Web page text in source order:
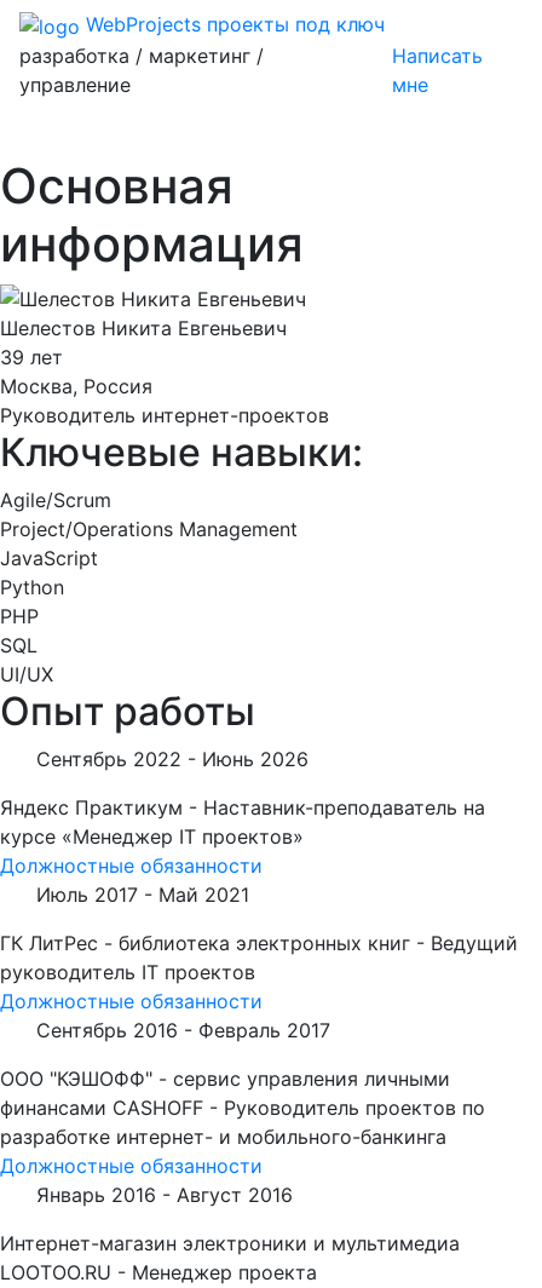
WebProjects проекты под ключ
разработка / маркетинг /
управление
Написать
мне
Основная
информация
Шелестов Никита Евгеньевич
39 лет
Москва, Россия
Руководитель интернет-проектов
Ключевые навыки:
Agile/Scrum
Project/Operations Management
JavaScript
Python
PHP
SQL
UI/UX
Опыт работы
Сентябрь 2022 - Июнь 2026
Яндекс Практикум - Наставник-преподаватель на
курсе «Менеджер IT проектов»
Должностные обязанности
Июль 2017 - Май 2021
ГК ЛитРес - библиотека электронных книг - Ведущий
руководитель IT проектов
Должностные обязанности
Сентябрь 2016 - Февраль 2017
ООО "КЭШОФФ" - сервис управления личными
финансами CASHOFF - Руководитель проектов по
разработке интернет- и мобильного-банкинга
Должностные обязанности
Январь 2016 - Август 2016
Интернет-магазин электроники и мультимедиа
LOOTOO.RU - Менеджер проекта